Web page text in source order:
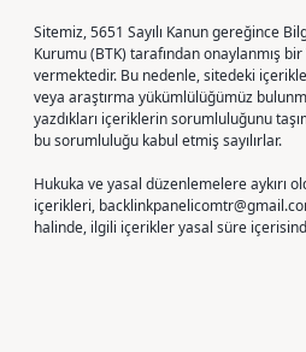
Sitemiz, 5651 Sayılı Kanun gereğince
Kurumu (BTK) tarafından onaylanmış
vermektedir. Bu nedenle, sitedeki
veya araştırma yükümlülüğümüz
yazdıkları içeriklerin sorumluluğunu
bu sorumluluğu kabul etmiş sayılırlar.
Hukuka ve yasal düzenlemelere aykırı
içerikleri,
halinde, ilgili içerikler yasal süre